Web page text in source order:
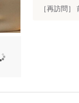
［再訪問